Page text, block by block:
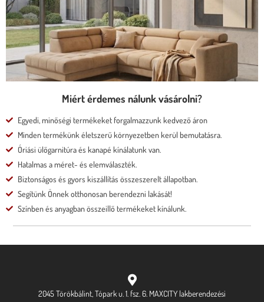
* moduláris rendszer
* motoros állíthatóság
Megnézem
Miért érdemes nálunk vásárolni?
Egyedi, minőségi termékeket forgalmazzunk kedvező áron
Minden termékünk életszerű környezetben kerül bemutatásra.
Óriási ülőgarnitúra és kanapé kínálatunk van.
Hatalmas a méret- és elemválaszték.
Biztonságos és gyors kiszállítás összeszerelt állapotban.
Segítünk Önnek otthonosan berendezni lakását!
Színben és anyagban összeillő termékeket kínálunk.
2045 Törökbálint, Tópark u. 1. fsz. 6. MAXCITY lakberendezési